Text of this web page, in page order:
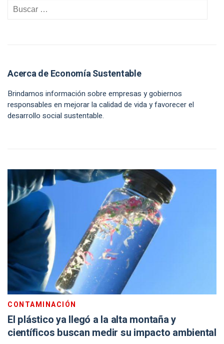
Acerca de Economía Sustentable
Brindamos información sobre empresas y gobiernos
responsables en mejorar la calidad de vida y favorecer el
desarrollo social sustentable.
CONTAMINACIÓN
El plástico ya llegó a la alta montaña y
científicos buscan medir su impacto ambiental